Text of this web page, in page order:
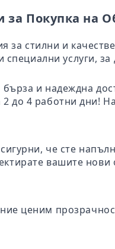
Покупка на
за стилни и
услуги,
бърза и надеждна
до 4 работни дни!
че сте
вашите
ценим